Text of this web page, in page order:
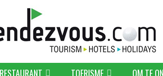
RESTAURANT TOERISME OM TE